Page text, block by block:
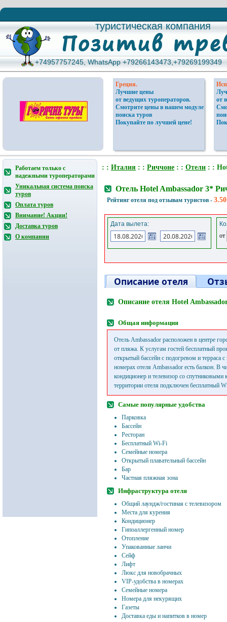
туристическая компания
туристическая компания
+74957757245, WhatsApp +79266143473,+79269199349
+74957757245, WhatsApp +79266143473,+79269199349
Греция.
Лучшие цены
от ведущих туроператоров.
Смотрите цены в нашем модуле
поиска туров
Покупайте по лучшей цене!
от
Работаем только с
надежными туроператорами
Уникальная система поиска
туров
Оплата туров
Внимание! Акции!
Доставка туров
О компании
: : Италия : : Риччоне : : Отели : :
Отель Hotel Ambassador 3*
Рейтинг отеля под отзывам туристов -
Дата вылета:
от
Описание отеля
Описание отеля Hotel
Общая информация
Отель Ambassador расположен в центре
от пляжа. К услугам гостей бесплатный
открытый бассейн с подогревом и терраса
номерах отеля Ambassador есть балкон. В
кондиционер и телевизор со спутниковыми
территории отеля подключен бесплатный
Самые популярные удобства
Парковка
Бассейн
Ресторан
Бесплатный Wi-Fi
Семейные номера
Открытый плавательный бассейн
Бар
Частная пляжная зона
Инфраструктура отеля
Общий лаундж/гостиная с телевизором
Места для курения
Кондиционер
Гипоаллергенный номер
Отопление
Упакованные ланчи
Сейф
Лифт
Люкс для новобрачных
VIP-удобства в номерах
Семейные номера
Номера для некурящих
Газеты
Доставка еды и напитков в номер